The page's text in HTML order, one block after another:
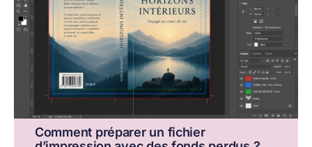
Comment préparer un fichier